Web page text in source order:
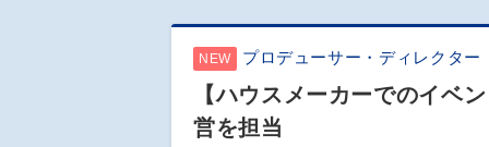
NEW プロデューサー・ディレクタ
【ハウスメーカーでのイベ
営を担当